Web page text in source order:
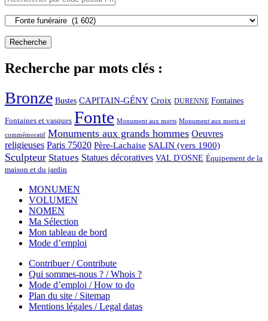
Recherche par mots clés :
Bronze Bustes CAPITAIN-GÉNY Croix DURENNE Fontaines
Fontaines et vasques Fonte Monument aux morts Monument aux morts et
commémoratif Monuments aux grands hommes Oeuvres
religieuses Paris 75020 Père-Lachaise SALIN (vers 1900)
Sculpteur Statues Statues décoratives VAL D'OSNE Équipement de la
maison et du jardin
MONUMEN
VOLUMEN
NOMEN
Ma Sélection
Mon tableau de bord
Mode d’emploi
Contribuer / Contribute
Qui sommes-nous ? / Whois ?
Mode d’emploi / How to do
Plan du site / Sitemap
Mentions légales / Legal datas